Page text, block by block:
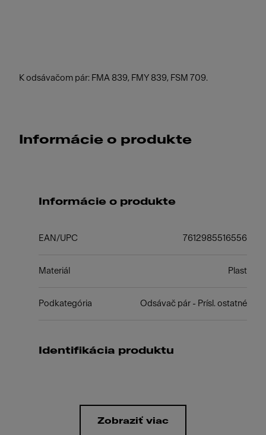
K odsávačom pár: FMA 839, FMY 839, FSM 709.
Informácie o produkte
Informácie o produkte
EAN/UPC 7612985516556
Materiál Plast
Podkategória Odsávač pár - Prísl. ostatné
Identifikácia produktu
Zobraziť viac